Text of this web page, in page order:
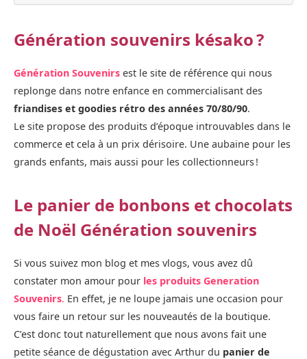
Génération souvenirs késako ?
Génération Souvenirs est le site de référence qui nous
replonge dans notre enfance en commercialisant des
friandises et goodies rétro des années 70/80/90.
Le site propose des produits d’époque introuvables dans le
commerce et cela à un prix dérisoire. Une aubaine pour les
grands enfants, mais aussi pour les collectionneurs !
Le panier de bonbons et chocolats
de Noël Génération souvenirs
Si vous suivez mon blog et mes vlogs, vous avez dû
constater mon amour pour les produits Generation
Souvenirs. En effet, je ne loupe jamais une occasion pour
vous faire un retour sur les nouveautés de la boutique.
C’est donc tout naturellement que nous avons fait une
petite séance de dégustation avec Arthur du panier de